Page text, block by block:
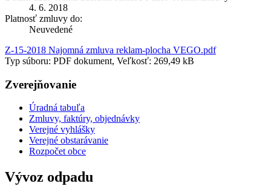
4. 6. 2018
Platnosť zmluvy do:
Neuvedené
Z-15-2018 Najomná zmluva reklam-plocha VEGO.pdf
Typ súboru: PDF dokument, Veľkosť: 269,49 kB
Zverejňovanie
Úradná tabuľa
Zmluvy, faktúry, objednávky
Verejné vyhlášky
Verejné obstarávanie
Rozpočet obce
Vývoz odpadu